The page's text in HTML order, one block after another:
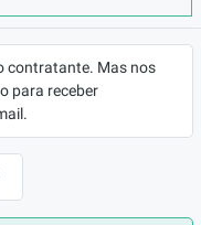
contratante. Mas nos
para receber